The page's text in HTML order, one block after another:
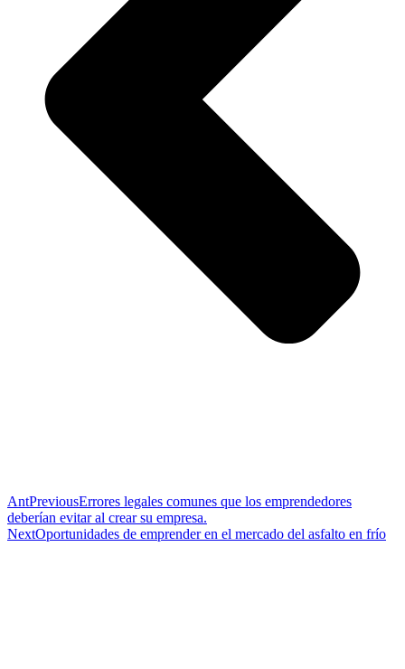
AntPreviousErrores legales comunes que los emprendedores
deberían evitar al crear su empresa.
NextOportunidades de emprender en el mercado del asfalto en frío